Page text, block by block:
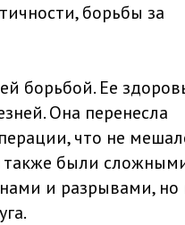
борьбы за
борьбой. Ее
Она перенесла
что не
также были
и разрывами, но